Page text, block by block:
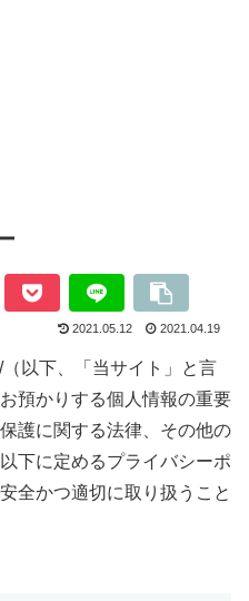
2021.05.12 2021.04.19
以下、「当サイト」と言
預かりする個人情報の重要
護に関する法律、その他の
下に定めるプライバシーポ
全かつ適切に取り扱うこと